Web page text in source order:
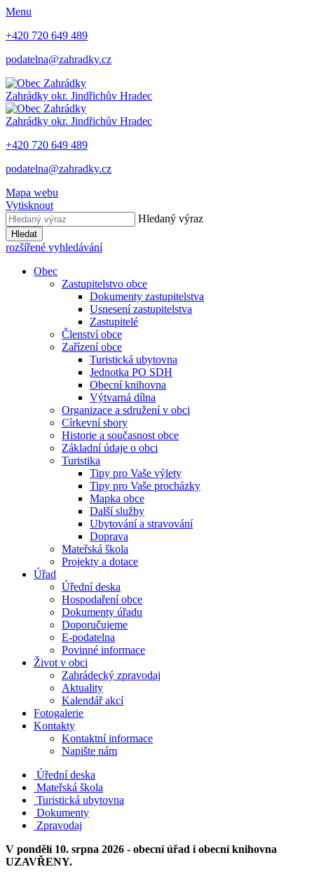
Menu
+420 720 649 489
podatelna@zahradky.cz
Zahrádky okr. Jindřichův Hradec
Zahrádky okr. Jindřichův Hradec
+420 720 649 489
podatelna@zahradky.cz
Mapa webu
Vytisknout
Hledaný výraz
Hledat
rozšířené vyhledávání
Obec
Zastupitelstvo obce
Dokumenty zastupitelstva
Usnesení zastupitelstva
Zastupitelé
Členství obce
Zařízení obce
Turistická ubytovna
Jednotka PO SDH
Obecní knihovna
Výtvarná dílna
Organizace a sdružení v obci
Církevní sbory
Historie a současnost obce
Základní údaje o obci
Turistika
Tipy pro Vaše výlety
Tipy pro Vaše procházky
Mapka obce
Další služby
Ubytování a stravování
Doprava
Mateřská škola
Projekty a dotace
Úřad
Úřední deska
Hospodaření obce
Dokumenty úřadu
Doporučujeme
E-podatelna
Povinné informace
Život v obci
Zahrádecký zpravodaj
Aktuality
Kalendář akcí
Fotogalerie
Kontakty
Kontaktní informace
Napište nám
Úřední deska
Mateřská škola
Turistická ubytovna
Dokumenty
Zpravodaj
V pondělí 10. srpna 2026 - obecní úřad i obecní knihovna
UZAVŘENY.